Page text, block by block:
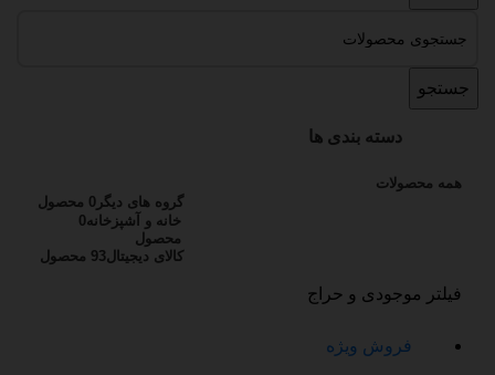
جستجو
دسته بندی ها
همه محصولات
گروه های دیگر 0 محصول
خانه و آشپزخانه0
محصول
کالای دیجیتال93 محصول
فیلتر موجودی و حراج
فروش ویژه